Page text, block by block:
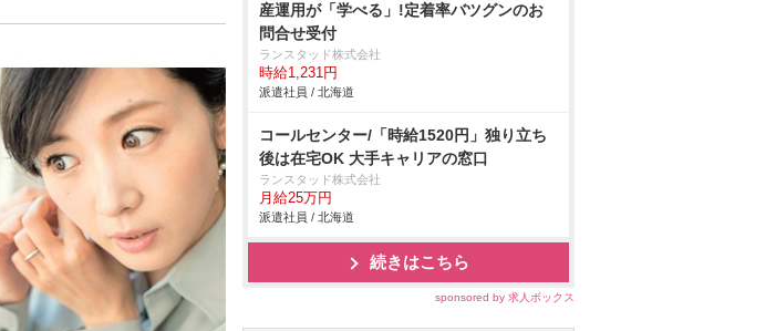
産運用が「学べる」!定着率バツグンのお
問合せ受付
ランスタッド株式会社
時給1,231円
派遣社員 / 北海道
コールセンター/「時給1520円」独り立ち
後は在宅OK 大手キャリアの窓口
ランスタッド株式会社
月給25万円
派遣社員 / 北海道
続きはこちら
sponsored by 求人ボックス